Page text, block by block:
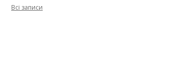
Всі записи